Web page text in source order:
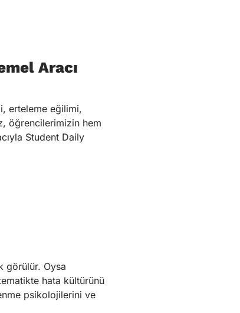
Aracı
erteleme eğilimi,
öğrencilerimizin hem
Student Daily
görülür. Oysa
hata kültürünü
psikolojilerini ve